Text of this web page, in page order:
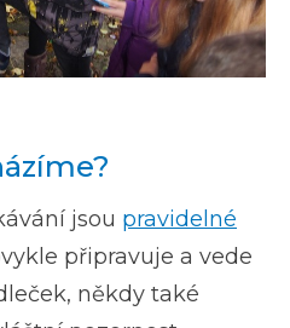
jsou pravidelné
připravuje a vede
někdy také